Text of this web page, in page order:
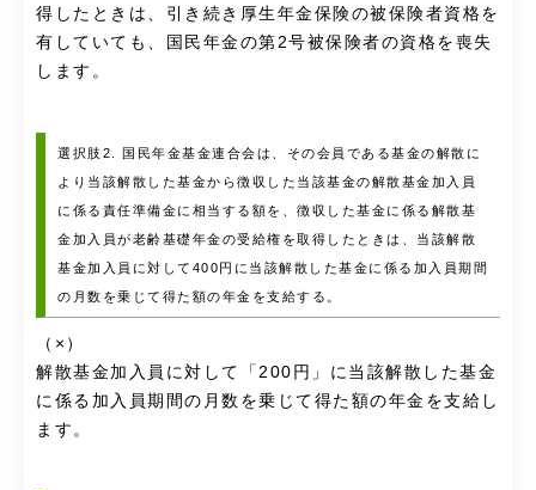
得したときは、引き続き厚生年金保険の被保険者資格を
有していても、国民年金の第2号被保険者の資格を喪失
します。
選択肢2. 国民年金基金連合会は、その会員である基金の解散に
より当該解散した基金から徴収した当該基金の解散基金加入員
に係る責任準備金に相当する額を、徴収した基金に係る解散基
金加入員が老齢基礎年金の受給権を取得したときは、当該解散
基金加入員に対して400円に当該解散した基金に係る加入員期間
の月数を乗じて得た額の年金を支給する。
（×）
解散基金加入員に対して「200円」に当該解散した基金
に係る加入員期間の月数を乗じて得た額の年金を支給し
ます。